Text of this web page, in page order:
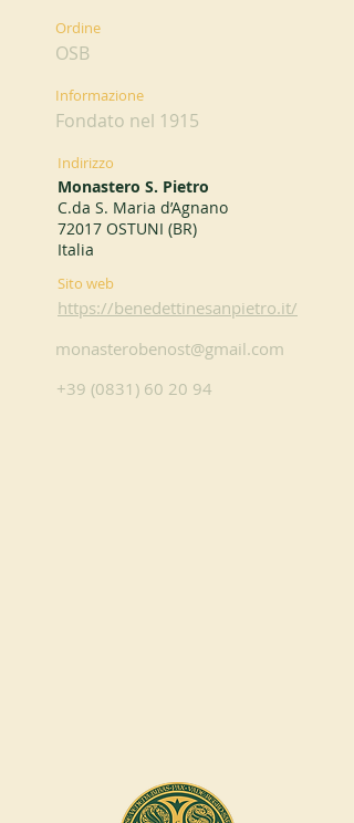
Ordine
OSB
Informazione
Fondato nel 1915
Indirizzo
Monastero S. Pietro
C.da S. Maria d’Agnano
72017 OSTUNI (BR)
Italia
Sito web
https://benedettinesanpietro.it/
monasterobenost@gmail.com
+39 (0831) 60 20 94